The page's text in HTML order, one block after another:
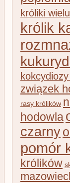
króliki
królik
związek
rasy królików
hodowla
czarny
pomór
królików